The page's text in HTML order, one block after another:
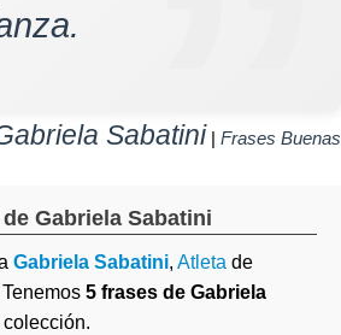
Sabatini | Frases Buenas
Gabriela Sabatini
Gabriela Sabatini, Atleta de
5 frases de Gabriela